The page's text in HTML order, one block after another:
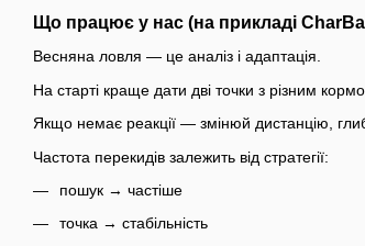
Що працює у нас (на прикладі
Весняна ловля — це аналіз і адаптація.
На старті краще дати дві точки з різним
Якщо немає реакції — змінюй дистанцію,
Частота перекидів залежить від стратегії:
пошук → частіше
точка → стабільність